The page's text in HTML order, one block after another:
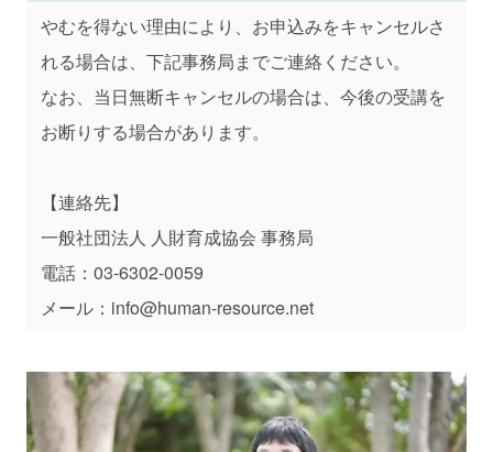
やむを得ない理由により、お申込みをキャンセルさ
れる場合は、下記事務局までご連絡ください。
なお、当日無断キャンセルの場合は、今後の受講を
お断りする場合があります。
【連絡先】
一般社団法人 人財育成協会 事務局
電話：03-6302-0059
メール：info@human-resource.net